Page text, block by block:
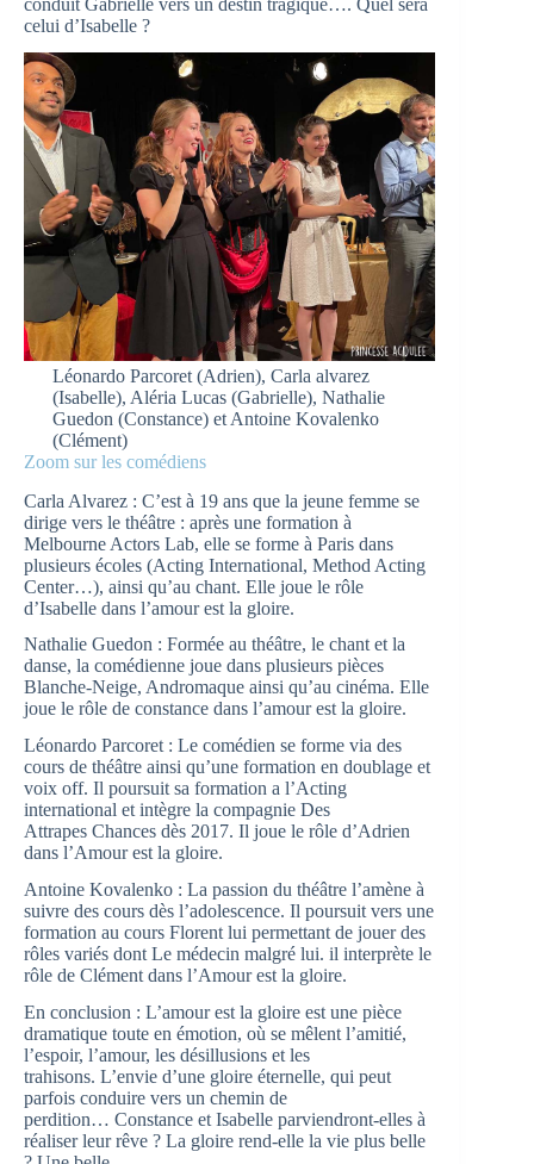
conduit Gabrielle vers un destin tragique…. Quel sera
celui d’Isabelle ?
Léonardo Parcoret (Adrien), Carla alvarez
(Isabelle), Aléria Lucas (Gabrielle), Nathalie
Guedon (Constance) et Antoine Kovalenko
(Clément)
Zoom sur les comédiens
Carla Alvarez : C’est à 19 ans que la jeune femme se
dirige vers le théâtre : après une formation à
Melbourne Actors Lab, elle se forme à Paris dans
plusieurs écoles (Acting International, Method Acting
Center…), ainsi qu’au chant. Elle joue le rôle
d’Isabelle dans l’amour est la gloire.
Nathalie Guedon : Formée au théâtre, le chant et la
danse, la comédienne joue dans plusieurs pièces
Blanche-Neige, Andromaque ainsi qu’au cinéma. Elle
joue le rôle de constance dans l’amour est la gloire.
Léonardo Parcoret : Le comédien se forme via des
cours de théâtre ainsi qu’une formation en doublage et
voix off. Il poursuit sa formation a l’Acting
international et intègre la compagnie Des
Attrapes Chances dès 2017. Il joue le rôle d’Adrien
dans l’Amour est la gloire.
Antoine Kovalenko : La passion du théâtre l’amène à
suivre des cours dès l’adolescence. Il poursuit vers une
formation au cours Florent lui permettant de jouer des
rôles variés dont Le médecin malgré lui. il interprète le
rôle de Clément dans l’Amour est la gloire.
En conclusion : L’amour est la gloire est une pièce
dramatique toute en émotion, où se mêlent l’amitié,
l’espoir, l’amour, les désillusions et les
trahisons. L’envie d’une gloire éternelle, qui peut
parfois conduire vers un chemin de
perdition… Constance et Isabelle parviendront-elles à
réaliser leur rêve ? La gloire rend-elle la vie plus belle